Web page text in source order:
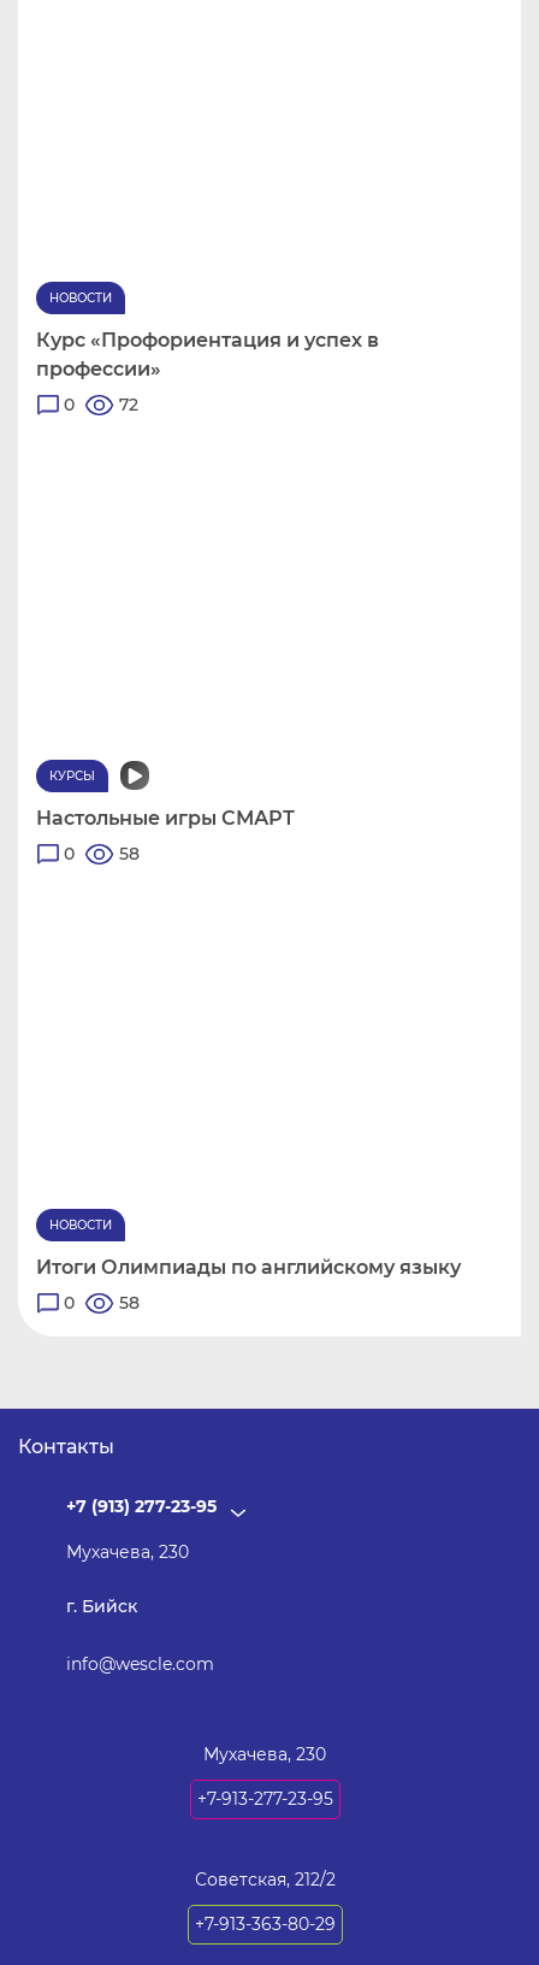
НОВОСТИ
Курс «Профориентация и успех в
профессии»
0 72
КУРСЫ
Настольные игры СМАРТ
0 58
НОВОСТИ
Итоги Олимпиады по английскому языку
0 58
Контакты
+7 (913) 277-23-95
Мухачева, 230
г. Бийск
info@wescle.com
Мухачева, 230
+7-913-277-23-95
Советская, 212/2
+7-913-363-80-29